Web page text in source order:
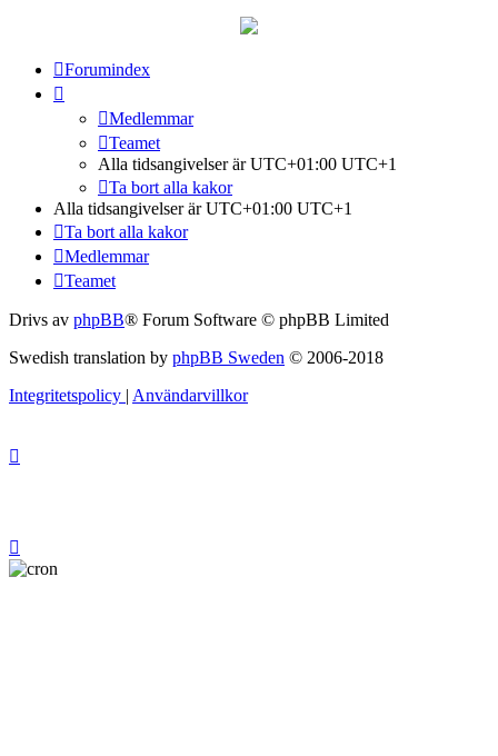
Forumindex
Medlemmar
Teamet
Alla tidsangivelser är UTC+01:00 UTC+1
Ta bort alla kakor
Alla tidsangivelser är UTC+01:00 UTC+1
Ta bort alla kakor
Medlemmar
Teamet
Drivs av phpBB® Forum Software © phpBB Limited
Swedish translation by phpBB Sweden © 2006-2018
Integritetspolicy | Användarvillkor